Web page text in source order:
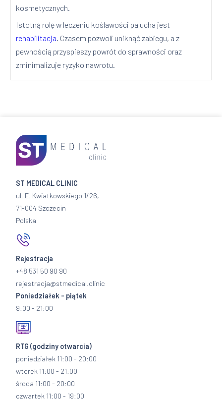
kosmetycznych.
Istotną rolę w leczeniu koślawości palucha jest
rehabilitacja. Czasem pozwoli uniknąć zabiegu, a z
pewnością przyspieszy powrót do sprawności oraz
zminimalizuje ryzyko nawrotu.
ST MEDICAL CLINIC
ul. E. Kwiatkowskiego 1/26,
71-004 Szczecin
Polska
Rejestracja
+48 531 50 90 90
rejestracja@stmedical.clinic
Poniedziałek - piątek
9:00 - 21:00
RTG (godziny otwarcia)
poniedziałek 11:00 - 20:00
wtorek 11:00 - 21:00
środa 11:00 - 20:00
czwartek 11:00 - 19:00